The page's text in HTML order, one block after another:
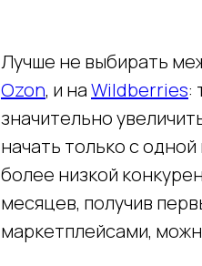
Лучше не выбирать
Ozon, и наWildberries:
значительно
начать только с
более низкой
месяцев, получив
маркетплейсами,